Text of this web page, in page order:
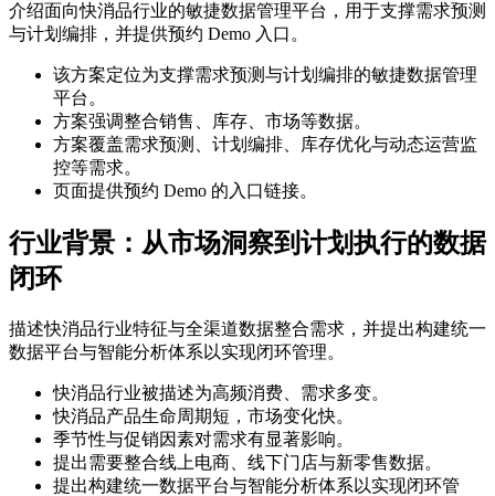
介绍面向快消品行业的敏捷数据管理平台，用于支撑需求预测
与计划编排，并提供预约 Demo 入口。
该方案定位为支撑需求预测与计划编排的敏捷数据管理
平台。
方案强调整合销售、库存、市场等数据。
方案覆盖需求预测、计划编排、库存优化与动态运营监
控等需求。
页面提供预约 Demo 的入口链接。
行业背景：从市场洞察到计划执行的数据
闭环
描述快消品行业特征与全渠道数据整合需求，并提出构建统一
数据平台与智能分析体系以实现闭环管理。
快消品行业被描述为高频消费、需求多变。
快消品产品生命周期短，市场变化快。
季节性与促销因素对需求有显著影响。
提出需要整合线上电商、线下门店与新零售数据。
提出构建统一数据平台与智能分析体系以实现闭环管